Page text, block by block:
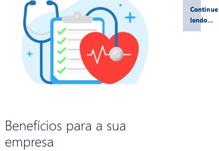
Benefícios para a sua
empresa
Continue
lendo…